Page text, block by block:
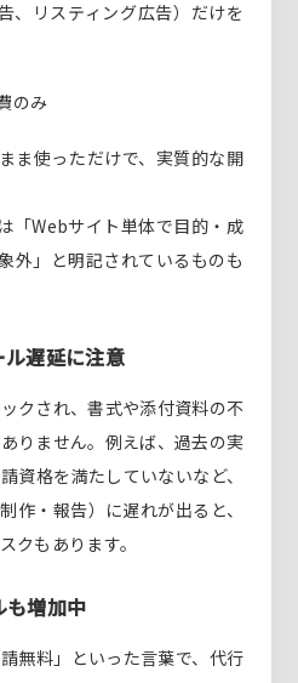
、リスティング広告）だけを
のみ
ま使っただけで、実質的な開
「Webサイト単体で目的・成
外」と明記されているものも
遅延に注意
クされ、書式や添付資料の不
りません。例えば、過去の実
資格を満たしていないなど、
作・報告）に遅れが出ると、
クもあります。
も増加中
無料」といった言葉で、代行